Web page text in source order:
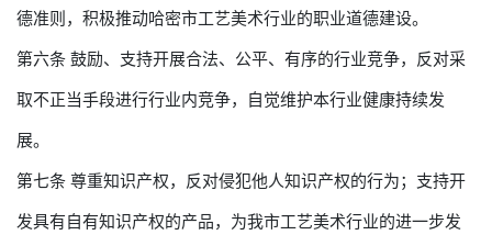
德准则，积极推动哈密市工艺美术行业的职业道德建设。
第六条 鼓励、支持开展合法、公平、有序的行业竞争，反对采
取不正当手段进行行业内竞争，自觉维护本行业健康持续发
展。
第七条 尊重知识产权，反对侵犯他人知识产权的行为；支持开
发具有自有知识产权的产品，为我市工艺美术行业的进一步发